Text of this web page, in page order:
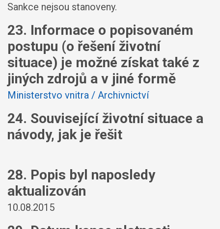
Sankce nejsou stanoveny.
23. Informace o popisovaném
postupu (o řešení životní
situace) je možné získat také z
jiných zdrojů a v jiné formě
Ministerstvo vnitra / Archivnictví
24. Související životní situace a
návody, jak je řešit
28. Popis byl naposledy
aktualizován
10.08.2015